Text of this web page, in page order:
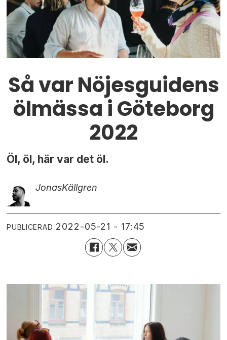
Så var Nöjesguidens
ölmässa i Göteborg
2022
Öl, öl, här var det öl.
JonasKällgren
PUBLICERAD 2022-05-21 - 17:45